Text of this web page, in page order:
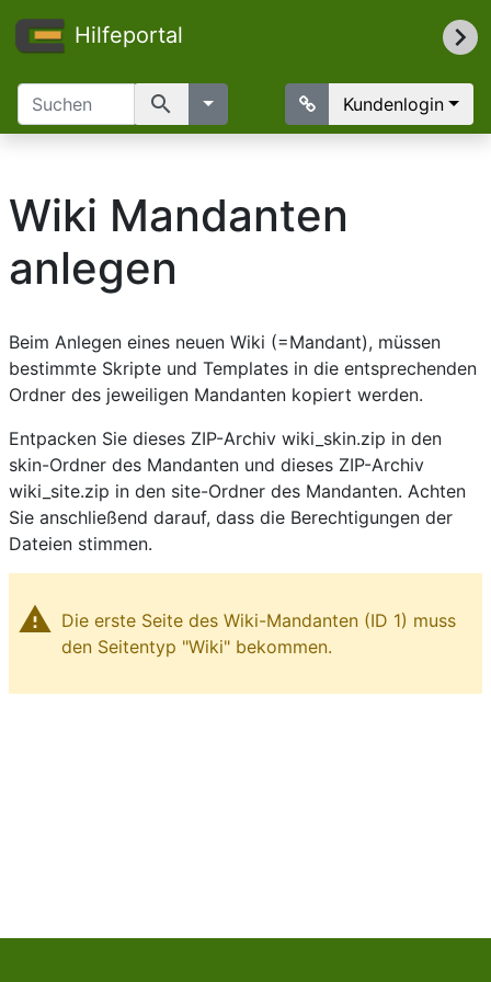
Hilfeportal
search Kundenlogin
Wiki Mandanten
anlegen
Beim Anlegen eines neuen Wiki (=Mandant), müssen
bestimmte Skripte und Templates in die entsprechenden
Ordner des jeweiligen Mandanten kopiert werden.
Entpacken Sie dieses ZIP-Archiv wiki_skin.zip in den
skin-Ordner des Mandanten und dieses ZIP-Archiv
wiki_site.zip in den site-Ordner des Mandanten. Achten
Sie anschließend darauf, dass die Berechtigungen der
Dateien stimmen.
warning Die erste Seite des Wiki-Mandanten (ID 1) muss
den Seitentyp "Wiki" bekommen.